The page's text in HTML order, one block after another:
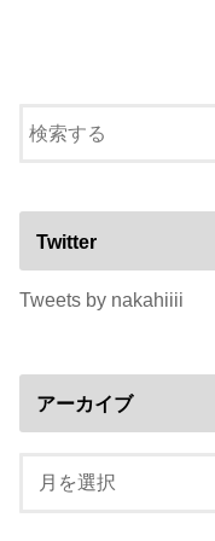
Twitter
Tweets by nakahiiii
アーカイブ